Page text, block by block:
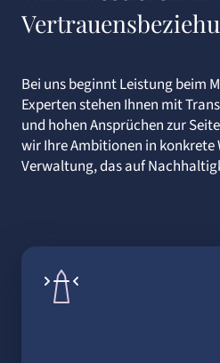
Bei uns beginnt Leistung beim
Experten stehen Ihnen mit
und hohen Ansprüchen zur
wir Ihre Ambitionen in konkrete
Verwaltung, das auf